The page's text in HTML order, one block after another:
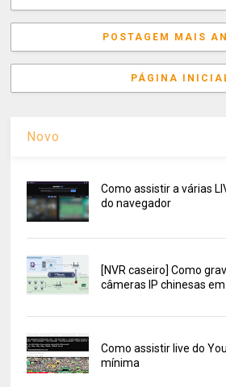
POSTAGEM MAIS
PÁGINA
Novo
Como assistir a várias
do navegador
[NVR caseiro] Como
câmeras IP chinesas
Como assistir live do
mínima